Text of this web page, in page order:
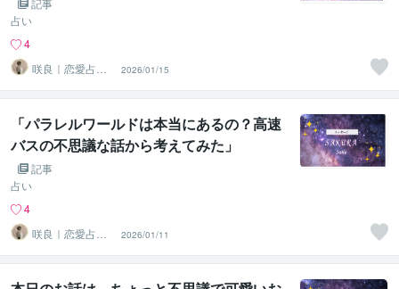
記事
占い
4
咲良｜恋愛占い
心導師
2026/01/15
「パラレルワールドは本当にあるの？高速
バスの不思議な話から考えてみた」
記事
占い
4
咲良｜恋愛占い
心導師
2026/01/11